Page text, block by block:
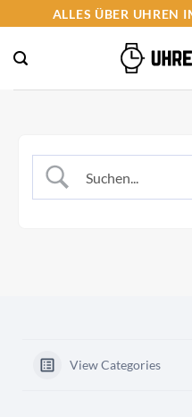
springen
ALLES ÜBER UHREN
View Categories